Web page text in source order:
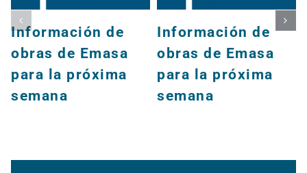
Información de
obras de Emasa
para la próxima
semana
Información de
obras de Emasa
para la próxima
semana